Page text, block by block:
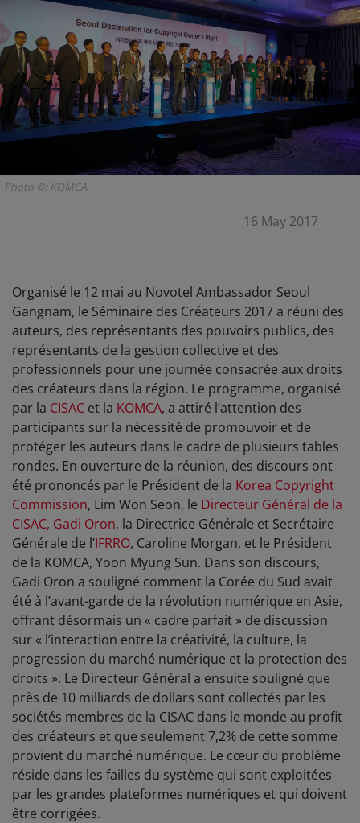
Photo ©: KOMCA
16 May 2017
Organisé le 12 mai au Novotel Ambassador Seoul
Gangnam, le Séminaire des Créateurs 2017 a réuni des
auteurs, des représentants des pouvoirs publics, des
représentants de la gestion collective et des
professionnels pour une journée consacrée aux droits
des créateurs dans la région. Le programme, organisé
par la CISAC et la KOMCA, a attiré l’attention des
participants sur la nécessité de promouvoir et de
protéger les auteurs dans le cadre de plusieurs tables
rondes. En ouverture de la réunion, des discours ont
été prononcés par le Président de la Korea Copyright
Commission, Lim Won Seon, le Directeur Général de la
CISAC, Gadi Oron, la Directrice Générale et Secrétaire
Générale de l’IFRRO, Caroline Morgan, et le Président
de la KOMCA, Yoon Myung Sun. Dans son discours,
Gadi Oron a souligné comment la Corée du Sud avait
été à l’avant-garde de la révolution numérique en Asie,
offrant désormais un « cadre parfait » de discussion
sur « l’interaction entre la créativité, la culture, la
progression du marché numérique et la protection des
droits ». Le Directeur Général a ensuite souligné que
près de 10 milliards de dollars sont collectés par les
sociétés membres de la CISAC dans le monde au profit
des créateurs et que seulement 7,2% de cette somme
provient du marché numérique. Le cœur du problème
réside dans les failles du système qui sont exploitées
par les grandes plateformes numériques et qui doivent
être corrigées.